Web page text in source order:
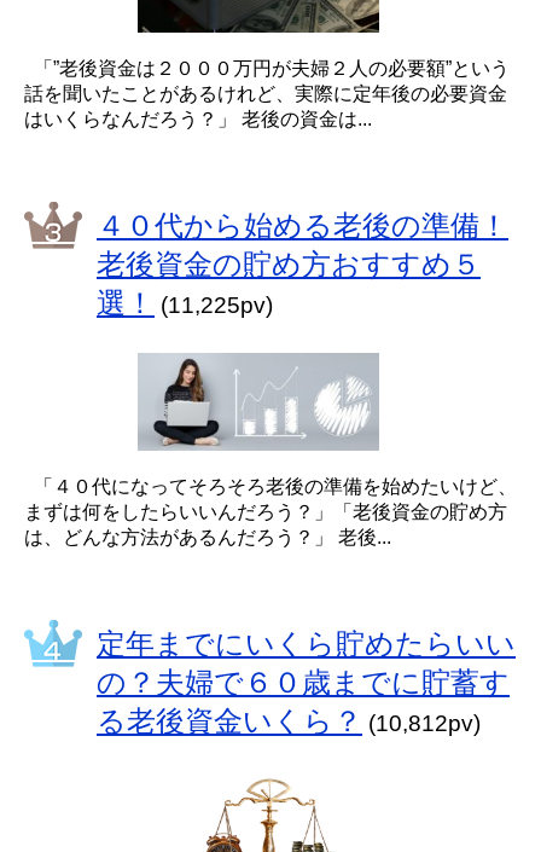
「”老後資金は２０００万円が夫婦２人の必要額”という
話を聞いたことがあるけれど、実際に定年後の必要資金
はいくらなんだろう？」 老後の資金は...
４０代から始める老後の準備！
老後資金の貯め方おすすめ５
選！
(11,225pv)
「４０代になってそろそろ老後の準備を始めたいけど、
まずは何をしたらいいんだろう？」「老後資金の貯め方
は、どんな方法があるんだろう？」 老後...
定年までにいくら貯めたらいい
の？夫婦で６０歳までに貯蓄す
る老後資金いくら？ (10,812pv)